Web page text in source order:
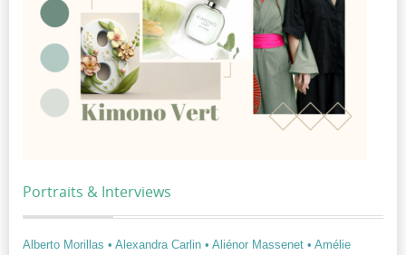
Portraits & Interviews
Alberto Morillas • Alexandra Carlin • Aliénor Massenet • Amélie